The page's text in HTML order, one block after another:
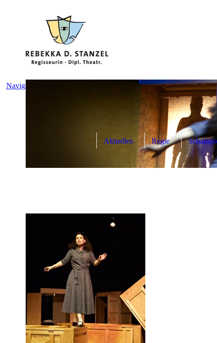
Navigation überspringen
Aktuelles Regie